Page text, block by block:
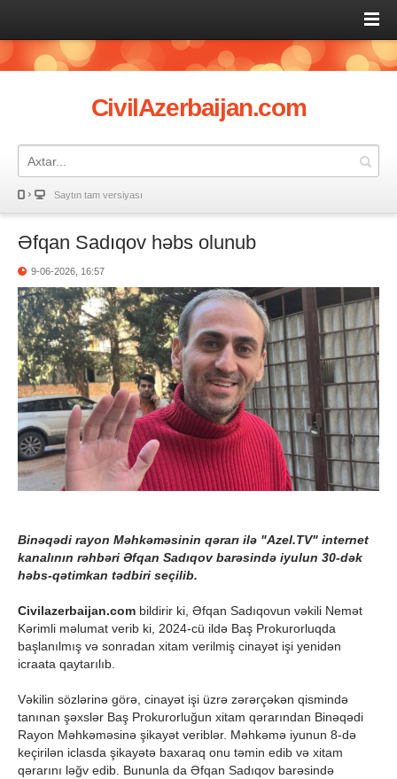
CivilAzerbaijan.com
Saytın tam versiyası
Əfqan Sadıqov həbs olunub
9-06-2026, 16:57
Binəqədi rayon Məhkəməsinin qərarı ilə "Azel.TV" internet
kanalının rəhbəri Əfqan Sadıqov barəsində iyulun 30-dək
həbs-qətimkan tədbiri seçilib.
Civilazerbaijan.com bildirir ki, Əfqan Sadıqovun vəkili Nemət
Kərimli məlumat verib ki, 2024-cü ildə Baş Prokurorluqda
başlanılmış və sonradan xitam verilmiş cinayət işi yenidən
icraata qaytarılıb.
Vəkilin sözlərinə görə, cinayət işi üzrə zərərçəkən qismində
tanınan şəxslər Baş Prokurorluğun xitam qərarından Binəqədi
Rayon Məhkəməsinə şikayət veriblər. Məhkəmə iyunun 8-də
keçirilən iclasda şikayətə baxaraq onu təmin edib və xitam
qərarını ləğv edib. Bununla da Əfqan Sadıqov barəsində